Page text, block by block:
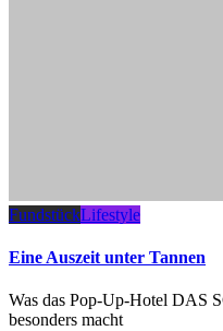
FundstückLifestyle
Eine Auszeit unter Tannen
Was das Pop-Up-Hotel DAS
besonders macht